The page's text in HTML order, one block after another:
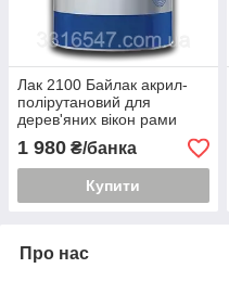
Лак 2100 Байлак акрил-
полірутановий для
дерев'яних вікон рами
садових меблів,
дерев'яних човнів.2 л.
1 980 ₴/банка
Купити
Про нас